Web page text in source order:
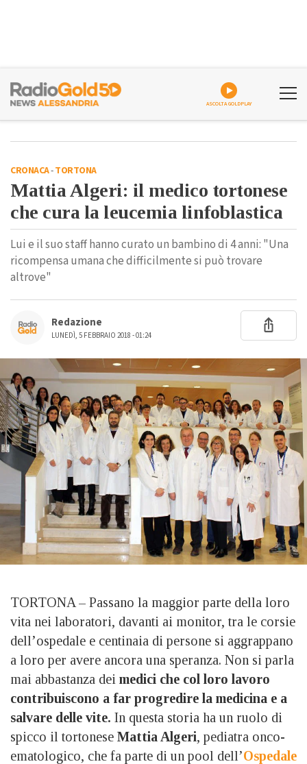
ASCOLTA GOLDPLAY
CRONACA-TORTONA
Mattia Algeri: il medico tortonese
che cura la leucemia linfoblastica
Lui e il suo staff hanno curato un bambino di 4 anni: "Una
ricompensa umana che difficilmente si può trovare
altrove"
Redazione
LUNEDÌ, 5 FEBBRAIO 2018 - 01:24
TORTONA – Passano la maggior parte della loro
vita nei laboratori, davanti ai monitor, tra le corsie
dell’ospedale e centinaia di persone si aggrappano
a loro per avere ancora una speranza. Non si parla
mai abbastanza dei medici che col loro lavoro
contribuiscono a far progredire la medicina e a
salvare delle vite. In questa storia ha un ruolo di
spicco il tortonese Mattia Algeri, pediatra onco-
ematologico, che fa parte di un pool dell’Ospedale